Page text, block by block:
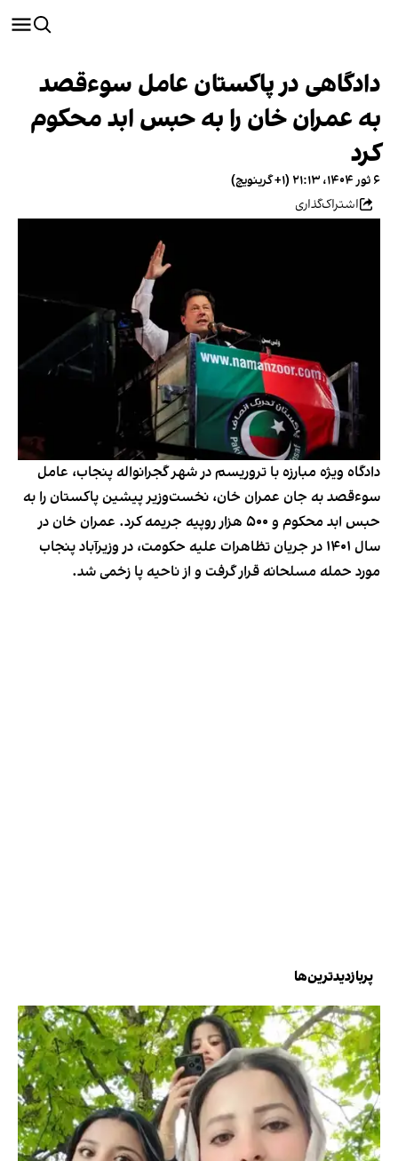
دادگاهی در پاکستان عامل سوءقصد
به عمران خان را به حبس ابد محکوم
کرد
۶ ثور ۱۴۰۴، ۲۱:۱۳ (‎+۱ گرینویچ)
اشتراک‌گذاری
دادگاه ویژه مبارزه با تروریسم در شهر گجرانواله پنجاب، عامل
سوءقصد به جان عمران خان، نخست‌وزیر پیشین پاکستان را به
حبس ابد محکوم و ۵۰۰ هزار روپیه جریمه کرد. عمران خان در
سال ۱۴۰۱ در جریان تظاهرات علیه حکومت، در وزیرآباد پنجاب
مورد حمله مسلحانه قرار گرفت و از ناحیه پا زخمی شد.
پربازدیدترین‌ها